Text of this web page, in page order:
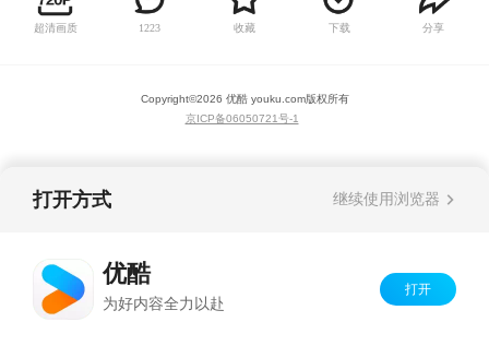
却在离开之后因为师傅交给自己的任务又回到了
小白身边，等待着他们的会是什么呢？
超清画质 1223 收藏 下载 分享
Copyright©2026 优酷 youku.com版权所有
京ICP备06050721号-1
打开方式 继续使用浏览器
优酷
为好内容全力以赴
打开